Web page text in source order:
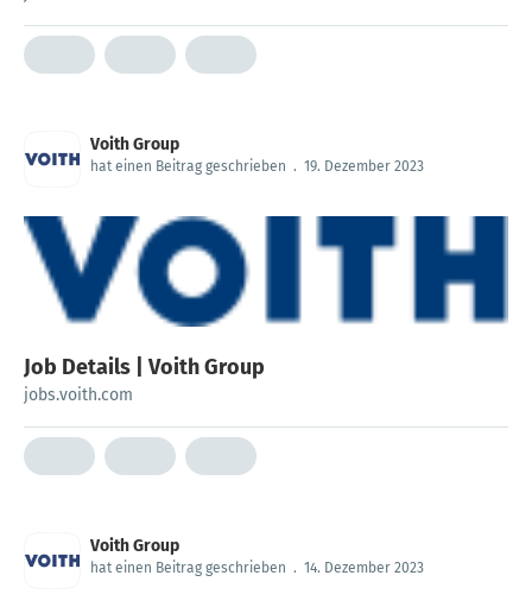
Voith Group
hat einen Beitrag geschrieben . 19. Dezember 2023
Job Details | Voith Group
jobs.voith.com
Voith Group
hat einen Beitrag geschrieben . 14. Dezember 2023